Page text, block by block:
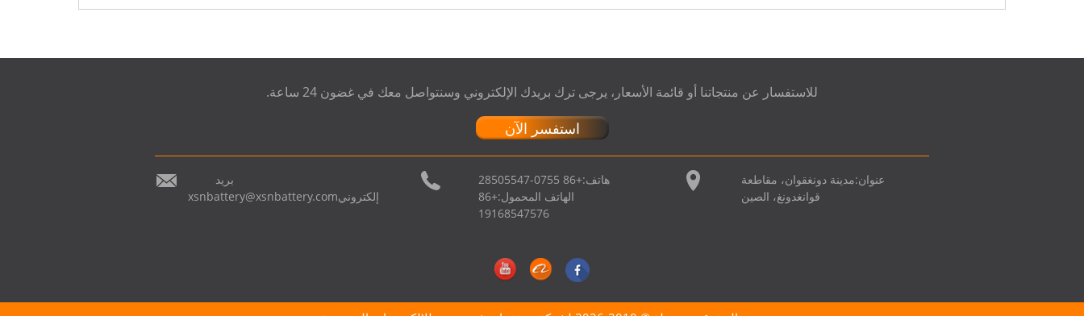
للاستفسار عن منتجاتنا أو قائمة الأسعار، يرجى ترك بريدك الإلكتروني وسنتواصل معك في غضون 24 ساعة.
استفسر الآن
عنوان:مدينة دونغقوان، مقاطعة
قوانغدونغ، الصين
هاتف:+86 0755-28505547
الهاتف المحمول: +86
19168547576
بريد
إلكترونيxsnbattery@xsnbattery.com